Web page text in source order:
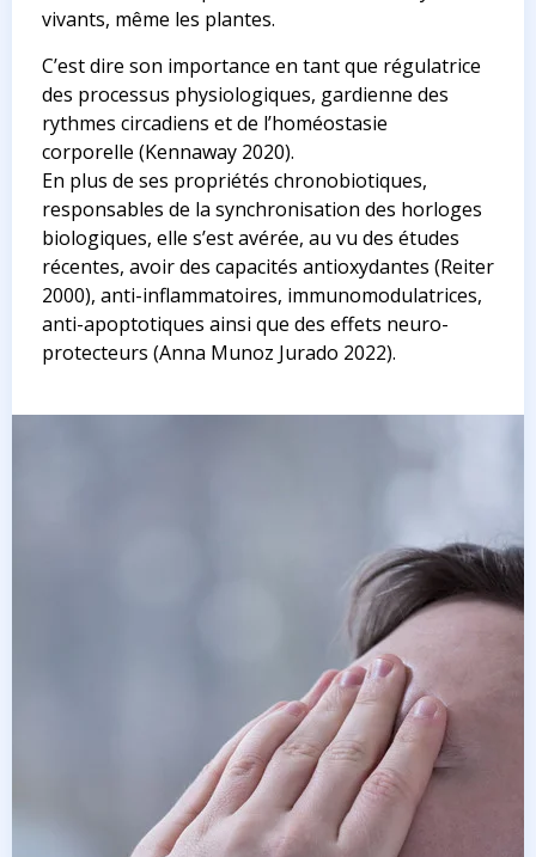
vivants, même les plantes.
C’est dire son importance en tant que régulatrice
des processus physiologiques, gardienne des
rythmes circadiens et de l’homéostasie
corporelle (Kennaway 2020).
En plus de ses propriétés chronobiotiques,
responsables de la synchronisation des horloges
biologiques, elle s’est avérée, au vu des études
récentes, avoir des capacités antioxydantes (Reiter
2000), anti-inflammatoires, immunomodulatrices,
anti-apoptotiques ainsi que des effets neuro-
protecteurs (Anna Munoz Jurado 2022).